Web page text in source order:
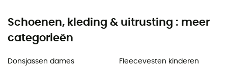
Schoenen, kleding & uitrusting : meer
categorieën
Donsjassen dames
Fleecevesten kinderen